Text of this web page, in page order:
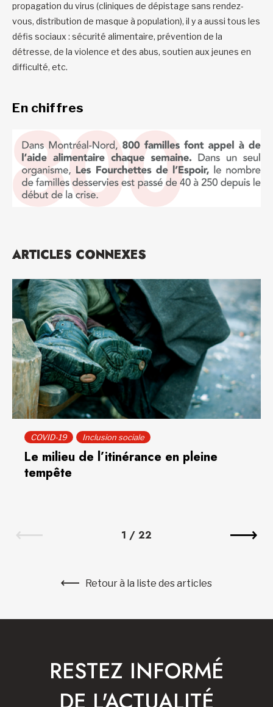
propagation du virus (cliniques de dépistage sans rendez-
vous, distribution de masque à population), il y a aussi tous les
défis sociaux : sécurité alimentaire, prévention de la
détresse, de la violence et des abus, soutien aux jeunes en
difficulté, etc.
En chiffres
ARTICLES CONNEXES
COVID-19 Inclusion sociale
Le milieu de l’itinérance en pleine
tempête
1 / 22
Retour à la liste des articles
RESTEZ INFORMÉ